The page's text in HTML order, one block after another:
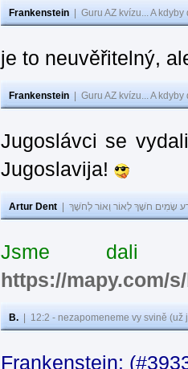
Frankenstein Guru AZ kvízu... A
je to neuvěřitelný,
Frankenstein Guru AZ kvízu... A
Jugoslávci se
Jugoslavija!
Artur Dent שָׂמִים חֹשֶׁךְ לְאוֹר וְאוֹר לְחֹשֶׁךְ
Jsme dali
https://mapy.com/
B. 12:2 - nezapomeneme vy svině
Frankenstein: